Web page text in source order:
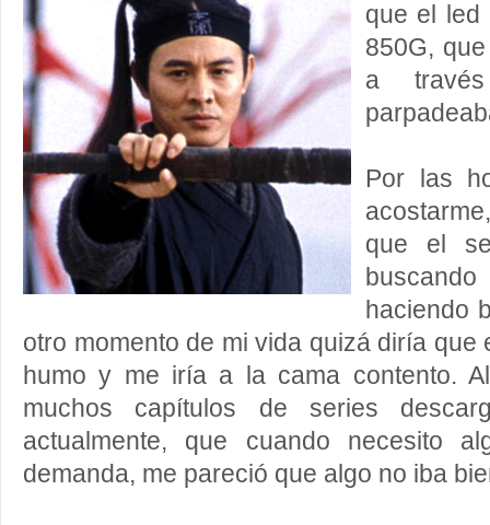
que el led
850G,
a
Por las
que el
haciendo
otro momento de mi vida quizá diría que
humo y me iría a la cama contento.
muchos capítulos de series
actualmente, que cuando necesito
demanda, me pareció que algo no iba